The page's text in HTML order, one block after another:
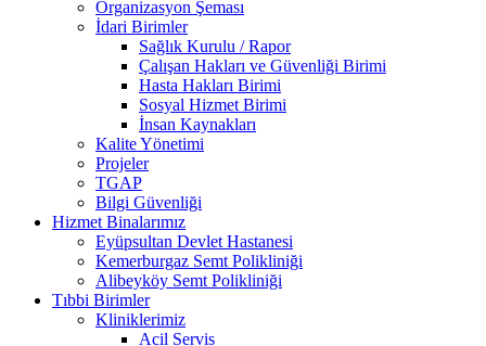
Organizasyon Şeması
İdari Birimler
Sağlık Kurulu / Rapor
Çalışan Hakları ve Güvenliği Birimi
Hasta Hakları Birimi
Sosyal Hizmet Birimi
İnsan Kaynakları
Kalite Yönetimi
Projeler
TGAP
Bilgi Güvenliği
Hizmet Binalarımız
Eyüpsultan Devlet Hastanesi
Kemerburgaz Semt Polikliniği
Alibeyköy Semt Polikliniği
Tıbbi Birimler
Kliniklerimiz
Acil Servis